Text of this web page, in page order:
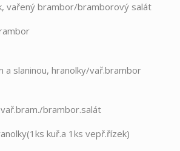
vařený brambor/bramborový salát
a slaninou, hranolky/vař.brambor
brambor.salát
kuř.a 1ks vepř.řízek)